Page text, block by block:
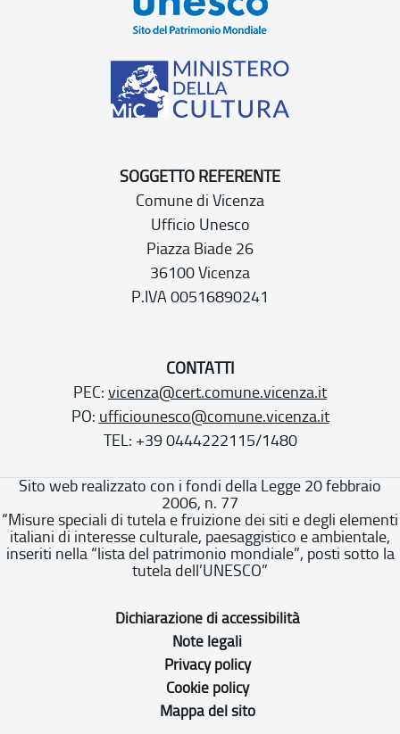
SOGGETTO REFERENTE
Comune di Vicenza
Ufficio Unesco
Piazza Biade 26
36100 Vicenza
P.IVA 00516890241
CONTATTI
PEC: vicenza@cert.comune.vicenza.it
PO: ufficiounesco@comune.vicenza.it
TEL: +39 0444222115/1480
Sito web realizzato con i fondi della Legge 20 febbraio
2006, n. 77
“Misure speciali di tutela e fruizione dei siti e degli elementi
italiani di interesse culturale, paesaggistico e ambientale,
inseriti nella “lista del patrimonio mondiale”, posti sotto la
tutela dell’UNESCO”
Dichiarazione di accessibilità
Note legali
Privacy policy
Cookie policy
Mappa del sito